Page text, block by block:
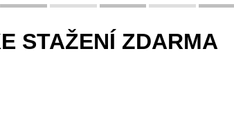
STAŽENÍ ZDARMA